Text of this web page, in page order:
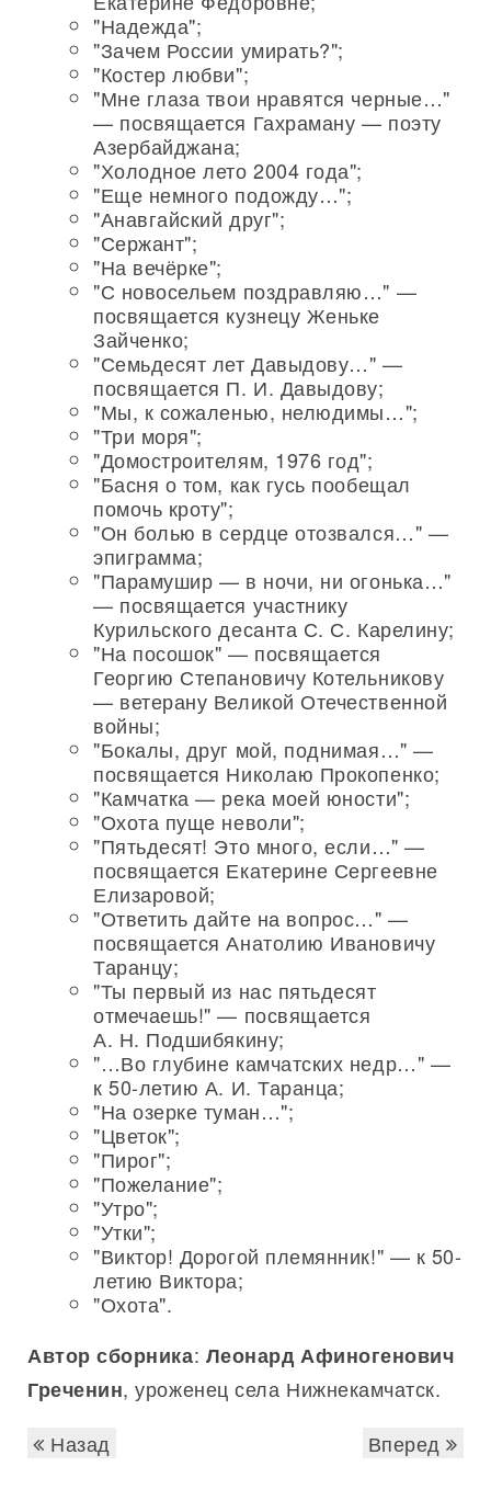
"Надежда";
"Зачем России умирать?";
"Костер любви";
"Мне глаза твои нравятся черные…"
— посвящается Гахраману — поэту
Азербайджана;
"Холодное лето 2004 года";
"Еще немного подожду…";
"Анавгайский друг";
"Сержант";
"На вечёрке";
"С новосельем поздравляю…" —
посвящается кузнецу Женьке
Зайченко;
"Семьдесят лет Давыдову…" —
посвящается П. И. Давыдову;
"Мы, к сожаленью, нелюдимы…";
"Три моря";
"Домостроителям, 1976 год";
"Басня о том, как гусь пообещал
помочь кроту";
"Он болью в сердце отозвался…" —
эпиграмма;
"Парамушир — в ночи, ни огонька…"
— посвящается участнику
Курильского десанта С. С. Карелину;
"На посошок" — посвящается
Георгию Степановичу Котельникову
— ветерану Великой Отечественной
войны;
"Бокалы, друг мой, поднимая…" —
посвящается Николаю Прокопенко;
"Камчатка — река моей юности";
"Охота пуще неволи";
"Пятьдесят! Это много, если…" —
посвящается Екатерине Сергеевне
Елизаровой;
"Ответить дайте на вопрос…" —
посвящается Анатолию Ивановичу
Таранцу;
"Ты первый из нас пятьдесят
отмечаешь!" — посвящается
А. Н. Подшибякину;
"…Во глубине камчатских недр…" —
к 50-летию А. И. Таранца;
"На озерке туман…";
"Цветок";
"Пирог";
"Пожелание";
"Утро";
"Утки";
"Виктор! Дорогой племянник!" — к 50-
летию Виктора;
"Охота".
Автор сборника: Леонард Афиногенович
Греченин, уроженец села Нижнекамчатск.
Назад
Вперед